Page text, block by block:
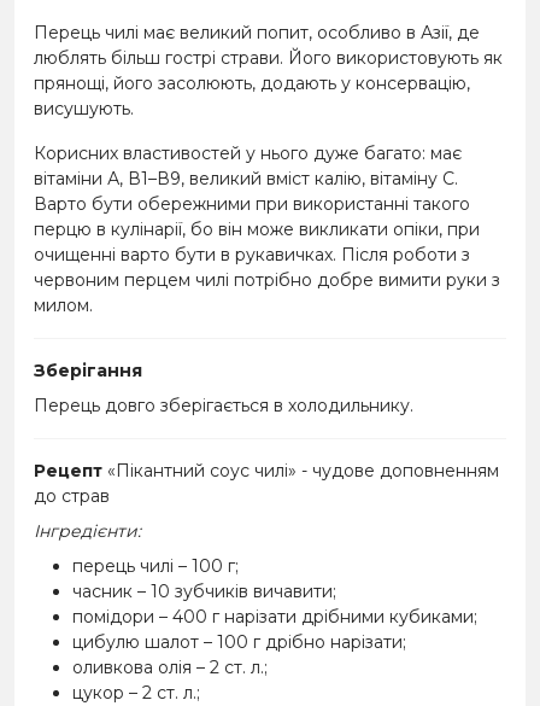
Перець чилі має великий попит, особливо в Азії, де
люблять більш гострі страви. Його використовують як
прянощі, його засолюють, додають у консервацію,
висушують.
Корисних властивостей у нього дуже багато: має
вітаміни А, В1–В9, великий вміст калію, вітаміну С.
Варто бути обережними при використанні такого
перцю в кулінарії, бо він може викликати опіки, при
очищенні варто бути в рукавичках. Після роботи з
червоним перцем чилі потрібно добре вимити руки з
милом.
Зберігання
Перець довго зберігається в холодильнику.
Рецепт «Пікантний соус чилі» - чудове доповненням
до страв
Інгредієнти:
перець чилі – 100 г;
часник – 10 зубчиків вичавити;
помідори – 400 г нарізати дрібними кубиками;
цибулю шалот – 100 г дрібно нарізати;
оливкова олія – 2 ст. л.;
цукор – 2 ст. л.;